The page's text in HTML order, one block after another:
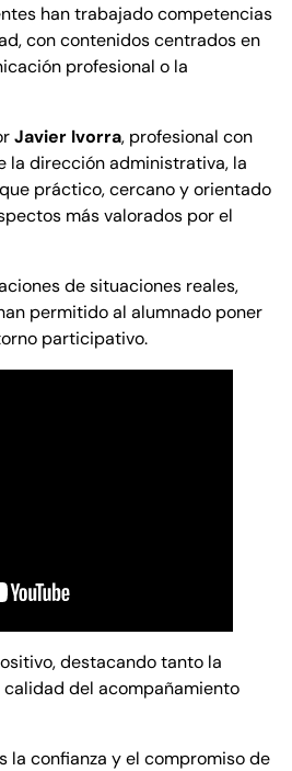
han trabajado competencias
con contenidos centrados en
profesional o la
Javier Ivorra, profesional con
la dirección administrativa, la
práctico, cercano y orientado
más valorados por el
de situaciones reales,
permitido al alumnado poner
participativo.
destacando tanto la
del acompañamiento
la confianza y el compromiso de